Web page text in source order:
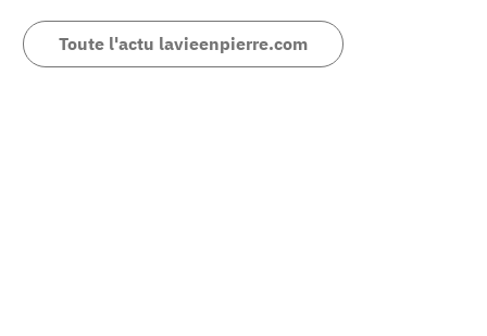
Toute l'actu lavieenpierre.com